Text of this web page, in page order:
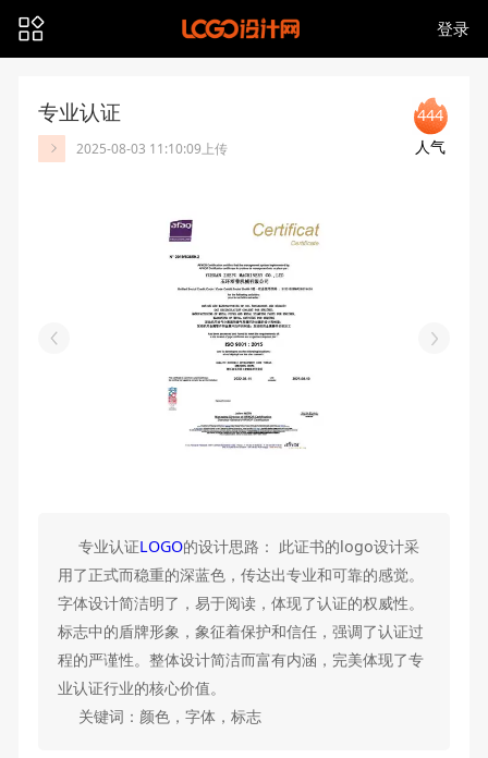
登录
专业认证
2025-08-03 11:10:09上传
444
人气
专业认证LOGO的设计思路： 此证书的logo设计采
用了正式而稳重的深蓝色，传达出专业和可靠的感觉。
字体设计简洁明了，易于阅读，体现了认证的权威性。
标志中的盾牌形象，象征着保护和信任，强调了认证过
程的严谨性。整体设计简洁而富有内涵，完美体现了专
业认证行业的核心价值。
关键词：颜色，字体，标志